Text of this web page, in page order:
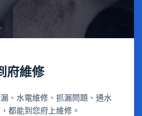
府維修
、水電維修、抓漏問題、通水
都能到您府上維修。